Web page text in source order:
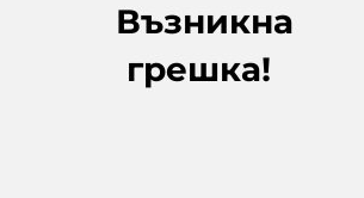
Възникна
грешка!